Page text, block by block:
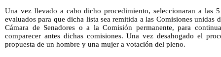
Una vez llevado a cabo dicho procedimiento, seleccionaran a las
evaluados para que dicha lista sea remitida a las Comisiones unidas
Cámara de Senadores o a la Comisión permanente, para
comparecer antes dichas comisiones. Una vez desahogado el
propuesta de un hombre y una mujer a votación del pleno.